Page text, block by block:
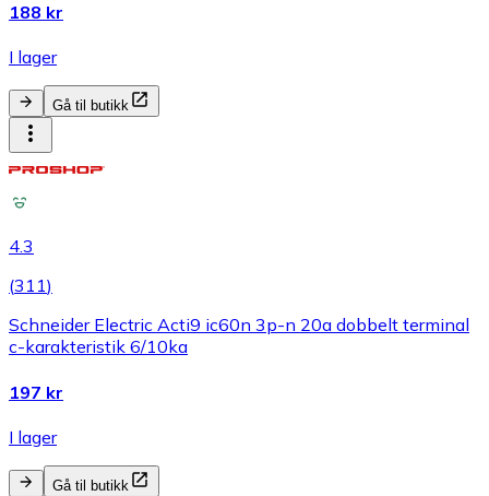
188 kr
I lager
Gå til butikk
4.3
(311)
Schneider Electric Acti9 ic60n 3p-n 20a dobbelt terminal
c-karakteristik 6/10ka
197 kr
I lager
Gå til butikk